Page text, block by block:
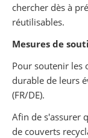
chercher dès à
réutilisables.
Mesures de
Pour soutenir les
durable de leurs
(FR/DE).
Afin de s'assurer
de couverts